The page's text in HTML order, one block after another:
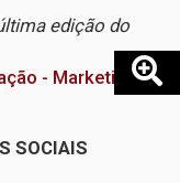
edição do
- Marketing
SOCIAIS